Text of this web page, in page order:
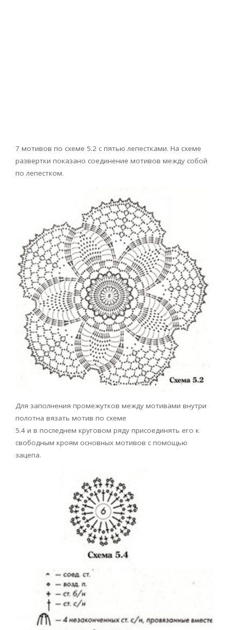
7 мотивов по схеме 5.2 с пятью лепестками. На схеме
развертки показано соединение мотивов между собой
по лепестком.
Для заполнения промежутков между мотивами внутри
полотна вязать мотив по схеме
5.4 и в последнем круговом ряду присоединять его к
свободным кроям основных мотивов с помощью
зацепа.